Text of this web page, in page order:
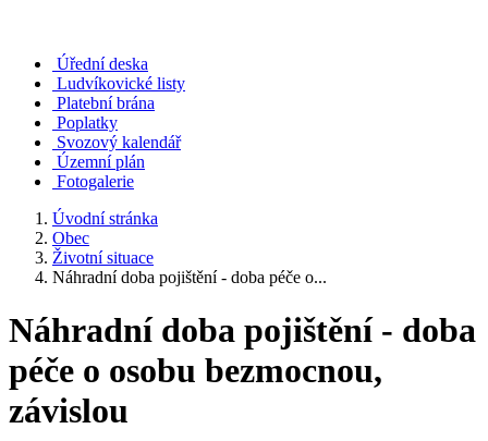
Úřední deska
Ludvíkovické listy
Platební brána
Poplatky
Svozový kalendář
Územní plán
Fotogalerie
Úvodní stránka
Obec
Životní situace
Náhradní doba pojištění - doba péče o...
Náhradní doba pojištění - doba
péče o osobu bezmocnou,
závislou